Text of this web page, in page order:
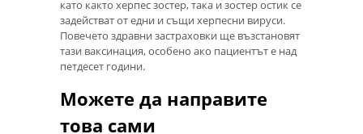
като както херпес зостер, така и зостер остик се
задействат от едни и същи херпесни вируси.
Повечето здравни застраховки ще възстановят
тази ваксинация, особено ако пациентът е над
петдесет години.
Можете да направите
това сами